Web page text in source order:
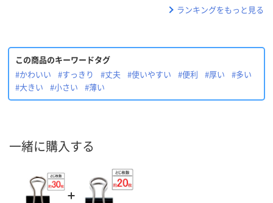
ランキングをもっと見る
この商品のキーワードタグ
#かわいい
#すっきり #丈夫 #使いやすい #便利 #厚い
#多い
#大きい
#小さい #薄い
一緒に購入する